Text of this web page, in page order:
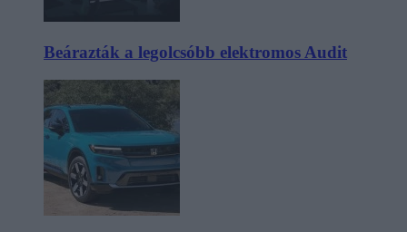
Beárazták a legolcsóbb elektromos Audit